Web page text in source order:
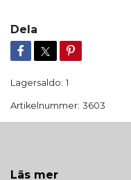
Dela
Lagersaldo: 1
Artikelnummer: 3603
Läs mer